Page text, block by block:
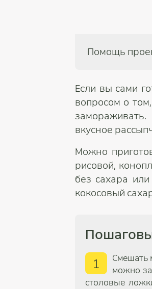
Помощь
Если вы сами
вопросом о
замораживать.
вкусное
Можно
рисовой,
без сахара
кокосовый
1
Смешать
можно
столовые